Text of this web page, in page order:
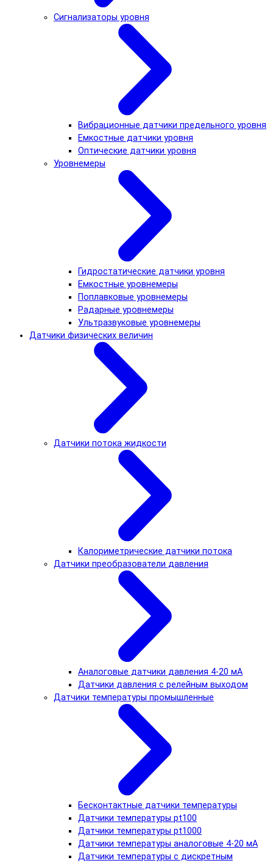
Сигнализаторы уровня
Вибрационные датчики предельного уровня
Емкостные датчики уровня
Оптические датчики уровня
Уровнемеры
Гидростатические датчики уровня
Емкостные уровнемеры
Поплавковые уровнемеры
Радарные уровнемеры
Ультразвуковые уровнемеры
Датчики физических величин
Датчики потока жидкости
Калориметрические датчики потока
Датчики преобразователи давления
Аналоговые датчики давления 4-20 мА
Датчики давления с релейным выходом
Датчики температуры промышленные
Бесконтактные датчики температуры
Датчики температуры pt100
Датчики температуры pt1000
Датчики температуры аналоговые 4-20 мА
Датчики температуры с дискретным